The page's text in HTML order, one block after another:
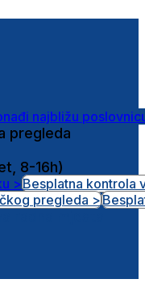
najbližu
pregleda
8-16h)
>Besplatna kontrola
pregleda >